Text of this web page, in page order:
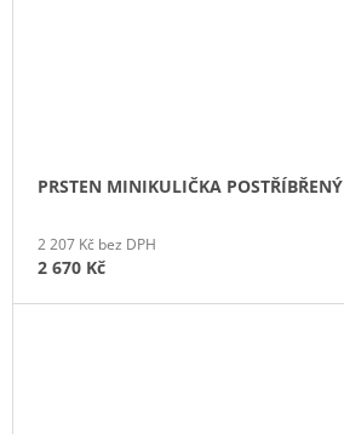
PRSTEN MINIKULIČKA POSTŘÍBŘENÝ
2 207 Kč bez DPH
2 670 Kč